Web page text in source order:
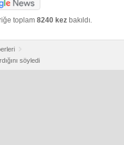
toplam 8240 kez bakıldı.
söyledi